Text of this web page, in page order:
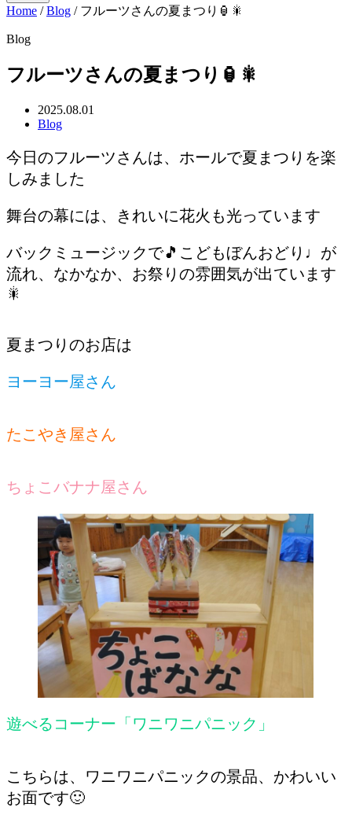
Home /Blog / フルーツさんの夏まつり🏮🎇
Blog
フルーツさんの夏まつり🏮🎇
2025.08.01
Blog
今日のフルーツさんは、ホールで夏まつりを楽
しみました
舞台の幕には、きれいに花火も光っています
バックミュージックで🎵こどもぼんおどり♩が
流れ、なかなか、お祭りの雰囲気が出ています
🎇
夏まつりのお店は
ヨーヨー屋さん
たこやき屋さん
ちょこバナナ屋さん
遊べるコーナー「ワニワニパニック」
こちらは、ワニワニパニックの景品、かわいい
お面です🙂